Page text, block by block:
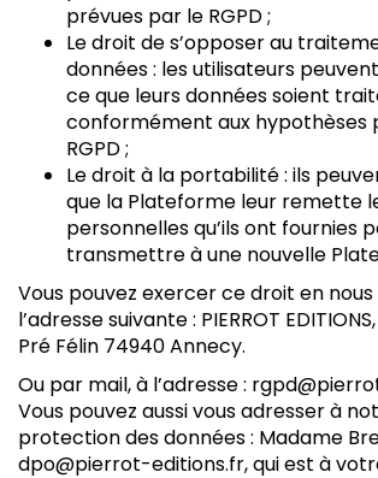
prévues par le RGPD ;
Le droit de s’opposer au
données : les utilisateurs
ce que leurs données soient
conformément aux hypothèses
RGPD ;
Le droit à la portabilité : ils
que la Plateforme leur remette
personnelles qu’ils ont fournies
transmettre à une nouvelle
Vous pouvez exercer ce droit en
l’adresse suivante : PIERROT
Pré Félin 74940 Annecy.
Ou par mail, à l’adresse :
Vous pouvez aussi vous adresser à
protection des données : Madame
dpo@pierrot-editions.fr, qui est à